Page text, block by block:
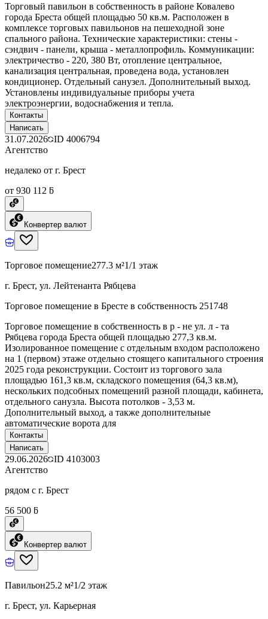
Торговый павильон в собственность в районе Ковалево
города Бреста общей площадью 50 кв.м. Расположен в
комплексе торговых павильонов на пешеходной зоне
спального района. Технические характеристики: стены -
сэндвич - панели, крыша - металлопрофиль. Коммуникации:
электричество - 220, 380 Вт, отопление центральное,
канализация центральная, проведена вода, установлен
кондиционер. Отдельный санузел. Дополнительный выход.
Установлены индивидуальные приборы учета
электроэнергии, водоснабжения и тепла.
Контакты
Написать
31.07.2026 ID 4006794
Агентство
недалеко от г. Брест
от 930 112 ƃ
Конвертер валют
Торговое помещение277.3 м²1/1 этаж
г. Брест, ул. Лейтенанта Рябцева
Торговое помещение в Бресте в собственность 251748
Торговое помещение в собственность в р - не ул. л - та
Рябцева города Бреста общей площадью 277,3 кв.м.
Изолированное помещение с отдельным входом расположено
на 1 (первом) этаже отдельно стоящего капитального строения
2025 года реконструкции. Состоит из торгового зала
площадью 161,3 кв.м, складского помещения (64,3 кв.м),
нескольких подсобных помещений разной площади, кабинета,
отдельного санузла. Высота потолков - 3,53 м.
Дополнительный выход, а также дополнительные
автоматические ворота для
Контакты
Написать
29.06.2026 ID 4103003
Агентство
рядом с г. Брест
56 500 ƃ
Конвертер валют
Павильон25.2 м²1/2 этаж
г. Брест, ул. Карьерная